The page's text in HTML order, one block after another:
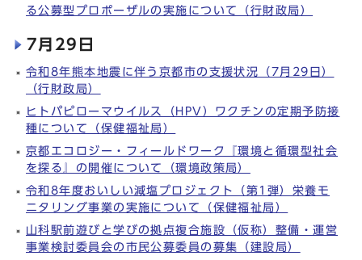
る公募型プロポーザルの実施について（行財政局）
7月29日
令和8年熊本地震に伴う京都市の支援状況（7月29日）
（行財政局）
ヒトパピローマウイルス（HPV）ワクチンの定期予防接
種について（保健福祉局）
京都エコロジー・フィールドワーク『環境と循環型社会
を探る』の開催について（環境政策局）
令和8年度おいしい減塩プロジェクト（第1弾）栄養モ
ニタリング事業の実施について（保健福祉局）
山科駅前遊びと学びの拠点複合施設（仮称）整備・運営
事業検討委員会の市民公募委員の募集（建設局）